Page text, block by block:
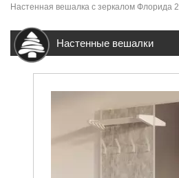
Настенная вешалка с зеркалом Флорида 2
Настенные вешалки